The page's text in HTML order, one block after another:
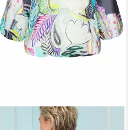
Druckbluse RANA in